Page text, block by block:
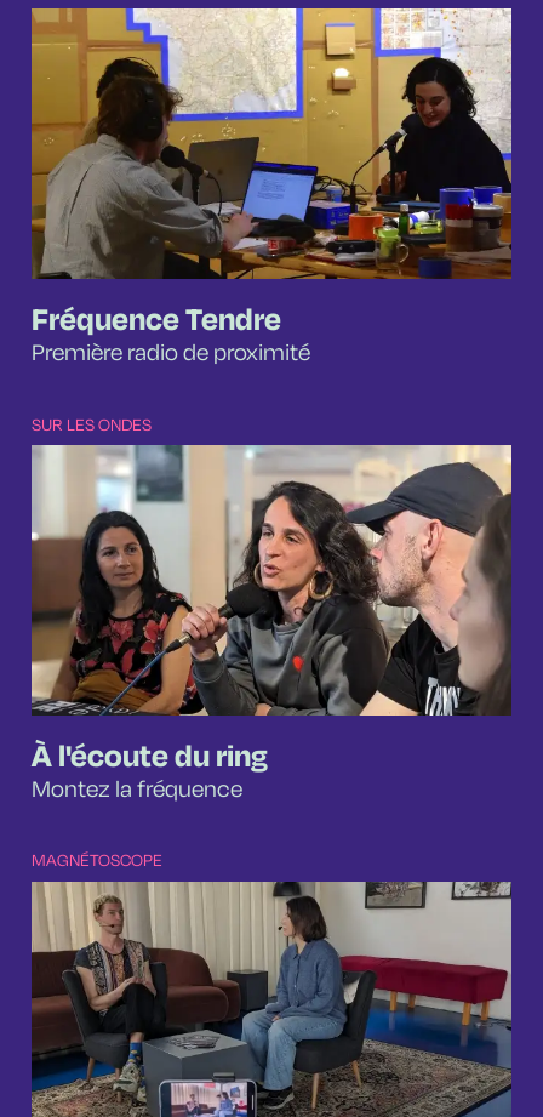
Fréquence Tendre
Première radio de proximité
SUR LES ONDES
À l'écoute du ring
Montez la fréquence
MAGNÉTOSCOPE